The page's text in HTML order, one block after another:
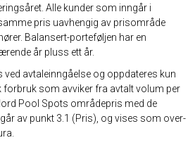
Alle kunder som inngår i
pris uavhengig av prisområde
Balansert-porteføljen har en
år pluss ett år.
avtaleinngåelse og oppdateres kun
forbruk som avviker fra avtalt volum per
Pool Spots områdepris med de
av punkt 3.1 (Pris), og vises som over-